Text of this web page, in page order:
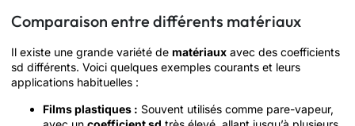
Comparaison entre différents matériaux
Il existe une grande variété de matériaux avec des coefficients
sd différents. Voici quelques exemples courants et leurs
applications habituelles :
Films plastiques : Souvent utilisés comme pare-vapeur,